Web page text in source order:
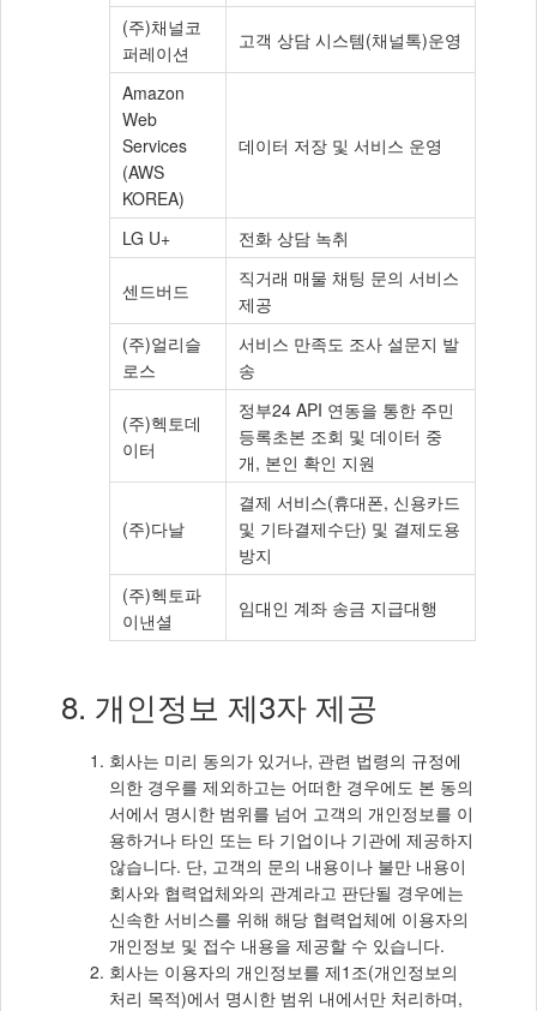
(주)채널코
퍼레이션
고객 상담 시스템(채널톡)운영
Amazon
Web
Services
(AWS
KOREA)
데이터 저장 및 서비스 운영
LG U+ 전화 상담 녹취
센드버드
직거래 매물 채팅 문의 서비스
제공
(주)얼리슬
로스
서비스 만족도 조사 설문지 발
송
(주)헥토데
이터
정부24 API 연동을 통한 주민
등록초본 조회 및 데이터 중
개, 본인 확인 지원
(주)다날
결제 서비스(휴대폰, 신용카드
및 기타결제수단) 및 결제도용
방지
(주)헥토파
이낸셜
임대인 계좌 송금 지급대행
8. 개인정보 제3자 제공
회사는 미리 동의가 있거나, 관련 법령의 규정에
의한 경우를 제외하고는 어떠한 경우에도 본 동의
서에서 명시한 범위를 넘어 고객의 개인정보를 이
용하거나 타인 또는 타 기업이나 기관에 제공하지
않습니다. 단, 고객의 문의 내용이나 불만 내용이
회사와 협력업체와의 관계라고 판단될 경우에는
신속한 서비스를 위해 해당 협력업체에 이용자의
개인정보 및 접수 내용을 제공할 수 있습니다.
회사는 이용자의 개인정보를 제1조(개인정보의
처리 목적)에서 명시한 범위 내에서만 처리하며,